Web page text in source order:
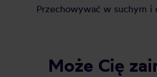
Przechowywać w suchym i
Może Cię